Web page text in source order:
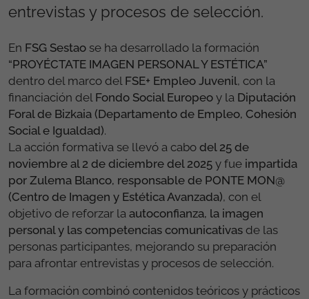
entrevistas y procesos de selección.
En FSG Sestao se ha desarrollado la formación
“PROYÉCTATE IMAGEN PERSONAL Y ESTÉTICA”
dentro del marco del FSE+ Empleo Juvenil, con la
financiación del Fondo Social Europeo y la Diputación
Foral de Bizkaia (Departamento de Empleo, Cohesión
Social e Igualdad).
La acción formativa se llevó a cabo del 25 de
noviembre al 2 de diciembre del 2025 y fue impartida
por Zulema Blanco, responsable de PONTE MON@
(Centro de Imagen y Estética Avanzada), con el
objetivo de reforzar la autoconfianza, la imagen
personal y las competencias comunicativas de las
personas participantes, mejorando su preparación
para afrontar entrevistas y procesos de selección.
La formación combinó contenidos teóricos y prácticos